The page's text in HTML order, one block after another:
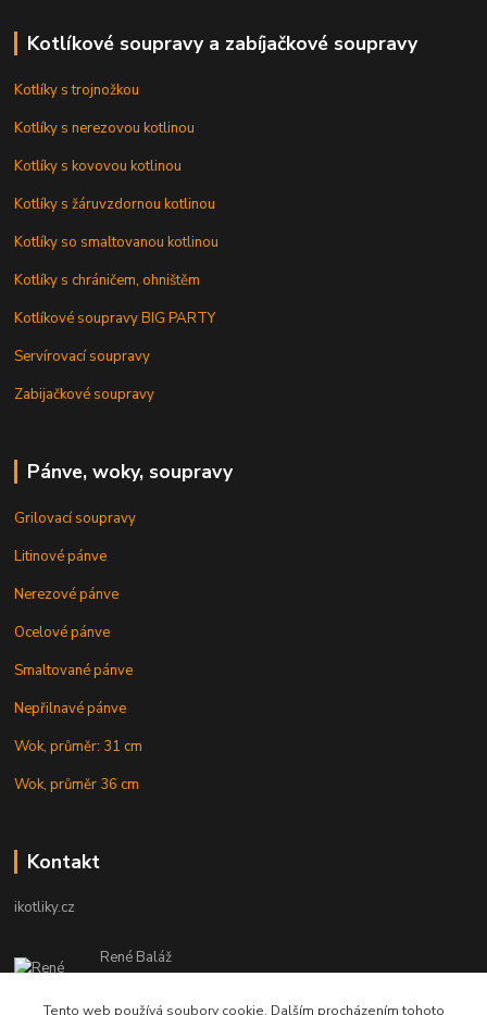
Kotlíkové soupravy a zabíjačkové soupravy
Kotlíky s trojnožkou
Kotlíky s nerezovou kotlinou
Kotlíky s kovovou kotlinou
Kotlíky s žáruvzdornou kotlinou
Kotlíky so smaltovanou kotlinou
Kotlíky s chráničem, ohništěm
Kotlíkové soupravy BIG PARTY
Servírovací soupravy
Zabijačkové soupravy
Pánve, woky, soupravy
Grilovací soupravy
Litinové pánve
Nerezové pánve
Ocelové pánve
Smaltované pánve
Nepřilnavé pánve
Wok, průměr: 31 cm
Wok, průměr 36 cm
Kontakt
ikotliky.cz
René Baláž
Eshop: +421 902 212 007
od 8:00 - do 16:00 hod
Tento web používá soubory cookie. Dalším procházením tohoto